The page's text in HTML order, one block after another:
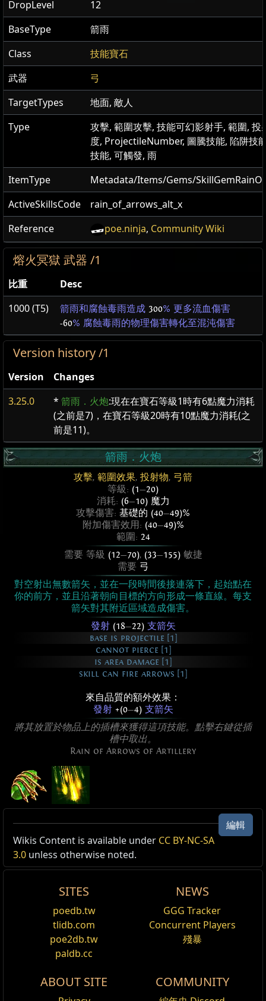
DropLevel
12
BaseType
箭雨
Class
技能寶石
武器
弓
TargetTypes
地面, 敵人
Type
攻擊, 範圍攻擊, 技能可幻影射手, 範圍, 投
度, ProjectileNumber, 圖騰技能, 陷阱技
技能, 可觸發, 雨
ItemType
Metadata/Items/Gems/
ActiveSkillsCode
rain_of_arrows_alt_x
Reference
poe.ninja, Community Wiki
熔火冥獄 武器 /1
比重
Desc
1000 (T5)
箭雨和腐蝕毒雨造成 300% 更多流血傷害
-60% 腐蝕毒雨的物理傷害轉化至混沌傷害
Version history /1
Version
Changes
3.25.0
* 箭雨．火炮:現在在寶石等級1時有6點魔力消耗
(之前是7)，在寶石等級20時有10點魔力消耗(之
前是11)。
箭雨．火炮
攻擊, 範圍效果, 投射物, 弓箭
等級: (1—20)
消耗: (6—10) 魔力
攻擊傷害: 基礎的 (40—49)%
附加傷害效用: (40—49)%
範圍: 24
需要 等級 (12—70), (33—155)敏捷
需要 弓
對空射出無數箭矢，並在一段時間後接連落下，起始點在
你的前方，並且沿著朝向目標的方向形成一條直線。每支
箭矢對其附近區域造成傷害。
發射 (18—22)支箭矢
base is projectile [1]
cannot pierce [1]
is area damage [1]
skill can fire arrows [1]
來自品質的額外效果：
發射 +(0—4)支箭矢
將其放置於物品上的插槽來獲得這項技能。點擊右鍵從插
槽中取出。
Rain of Arrows of Artillery
主動類型: 攻擊, 範圍攻擊, 技能可幻影射手, 範圍, 投射
物速度, ProjectileNumber, 圖騰技能, 陷阱技能, 地雷技
能, 可觸發, 雨
附加火焰傷害輔助
輔助任何可擊中敵人的技能。
啟發輔助
啟發球。
等級: (1—40)
消耗:(6 —
對空射出無數箭矢，並在一段時間後接連落下，起始點在
箭矢對其附近區域造成傷害。
base is projectile [1]
skill can fire arrows [1]
名字 傷害% 生命%
被遺忘的戰士
古靈訓練火砲
編輯
Wikis Content is available under CC BY-NC-SA
3.0 unless otherwise noted.
SITES
poedb.tw
tlidb.com
poe2db.tw
paldb.cc
NEWS
GGG Tracker
Concurrent Players
殘暴
ABOUT SITE COMMUNITY